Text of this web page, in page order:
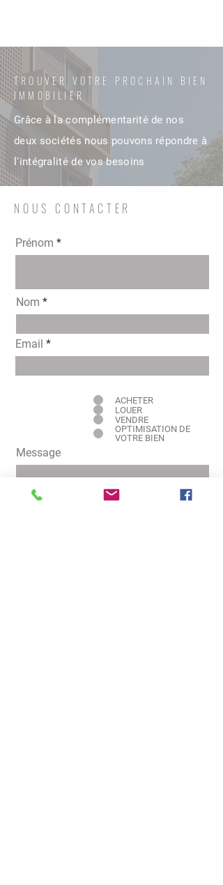
TROUVER VOTRE PROCHAIN BIEN
IMMOBILIER
Grâce à la complémentarité de nos
deux sociétés nous pouvons répondre à
l'intégralité de vos besoins
NOUS CONTACTER
Prénom
Nom
Email
ACHETER
LOUER
VENDRE
OPTIMISATION DE
VOTRE BIEN
Message